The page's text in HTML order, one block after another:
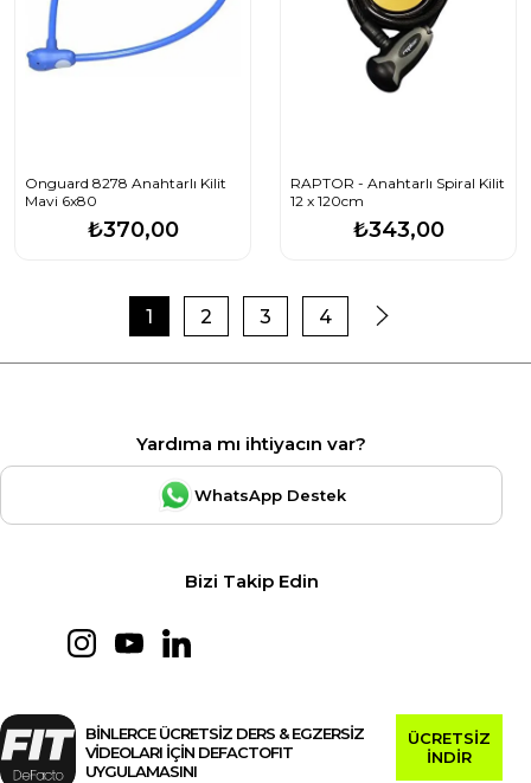
Onguard 8278 Anahtarlı Kilit
Mavi 6x80
₺370,00
RAPTOR - Anahtarlı Spiral Kilit
12 x 120cm
₺343,00
1 2 3 4
Yardıma mı ihtiyacın var?
WhatsApp Destek
Bizi Takip Edin
BİNLERCE ÜCRETSİZ DERS & EGZERSİZ
VİDEOLARI İÇİN DEFACTOFIT
UYGULAMASINI
ÜCRETSİZ
İNDİR